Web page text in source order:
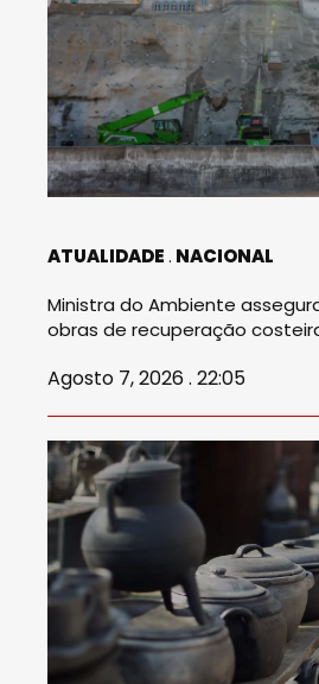
ATUALIDADE NACIONAL
Ministra do Ambiente
obras de recuperação
Agosto 7, 2026 . 22:05